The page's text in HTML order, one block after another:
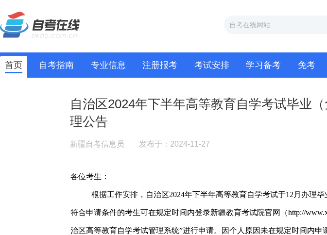
首页 自考指南 专业信息 注册报考 考试安排 学习备考 免考
自治区2024年下半年高等教育自学考试毕业
理公告
新疆自考信息员 发布于：2024-11-27
各位考生：
根据工作安排，自治区2024年下半年高等教育自学考试于12月办理毕
符合申请条件的考生可在规定时间内登录新疆教育考试院官网（http://
治区高等教育自学考试管理系统”进行申请。因个人原因未在规定时间内申